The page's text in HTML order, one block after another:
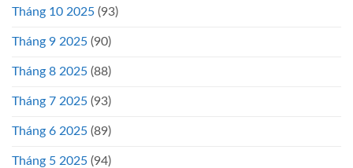
Tháng 10 2025 (93)
Tháng 9 2025 (90)
Tháng 8 2025 (88)
Tháng 7 2025 (93)
Tháng 6 2025 (89)
Tháng 5 2025 (94)